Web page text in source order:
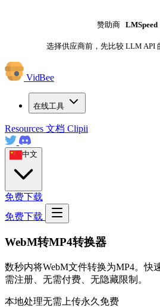
赞助商 LMSpeed
选择供应商前，先比较 LLM API
VidBee
在线工具
Resources 文档 Clipii
中文
免费下载
免费下载
WebM转MP4转换器
数秒内将WebM文件转换为MP4。快
需注册、无需付费、无隐藏限制。
本地处理无需上传永久免费